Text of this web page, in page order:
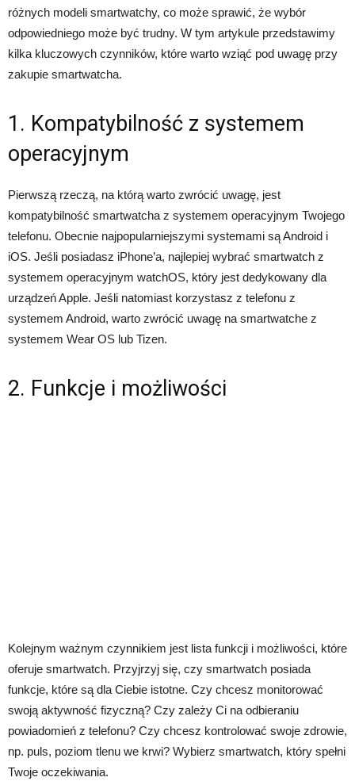
różnych modeli smartwatchy, co może sprawić, że wybór
odpowiedniego może być trudny. W tym artykule przedstawimy
kilka kluczowych czynników, które warto wziąć pod uwagę przy
zakupie smartwatcha.
1. Kompatybilność z systemem
operacyjnym
Pierwszą rzeczą, na którą warto zwrócić uwagę, jest
kompatybilność smartwatcha z systemem operacyjnym Twojego
telefonu. Obecnie najpopularniejszymi systemami są Android i
iOS. Jeśli posiadasz iPhone’a, najlepiej wybrać smartwatch z
systemem operacyjnym watchOS, który jest dedykowany dla
urządzeń Apple. Jeśli natomiast korzystasz z telefonu z
systemem Android, warto zwrócić uwagę na smartwatche z
systemem Wear OS lub Tizen.
2. Funkcje i możliwości
Kolejnym ważnym czynnikiem jest lista funkcji i możliwości, które
oferuje smartwatch. Przyjrzyj się, czy smartwatch posiada
funkcje, które są dla Ciebie istotne. Czy chcesz monitorować
swoją aktywność fizyczną? Czy zależy Ci na odbieraniu
powiadomień z telefonu? Czy chcesz kontrolować swoje zdrowie,
np. puls, poziom tlenu we krwi? Wybierz smartwatch, który spełni
Twoje oczekiwania.